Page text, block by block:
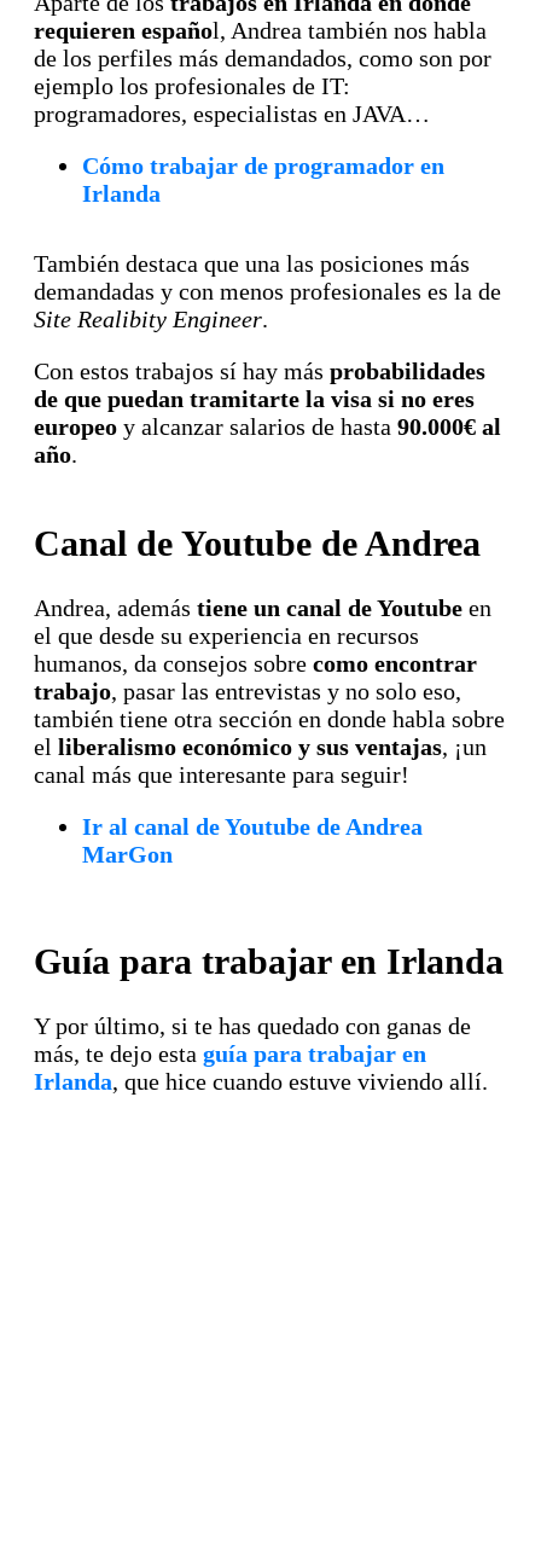
requieren español, Andrea también nos habla
de los perfiles más demandados, como son por
ejemplo los profesionales de IT:
programadores, especialistas en JAVA…
Cómo trabajar de programador en
Irlanda
También destaca que una las posiciones más
demandadas y con menos profesionales es la de
Site Realibity Engineer.
Con estos trabajos sí hay más probabilidades
de que puedan tramitarte la visa si no eres
europeo y alcanzar salarios de hasta 90.000€ al
año.
Canal de Youtube de Andrea
Andrea, además tiene un canal de Youtube en
el que desde su experiencia en recursos
humanos, da consejos sobre como encontrar
trabajo, pasar las entrevistas y no solo eso,
también tiene otra sección en donde habla sobre
el liberalismo económico y sus ventajas, ¡un
canal más que interesante para seguir!
Ir al canal de Youtube de Andrea
MarGon
Guía para trabajar en Irlanda
Y por último, si te has quedado con ganas de
más, te dejo esta guía para trabajar en
Irlanda, que hice cuando estuve viviendo allí.